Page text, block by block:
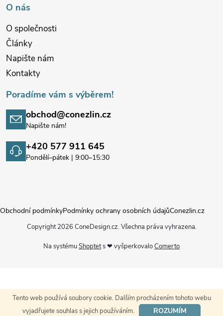
Tento web používá soubory cookie. Dalším procházením tohoto webu
vyjadřujete souhlas s jejich používáním.
ROZUMÍM
O nás
O společnosti
Články
Napište nám
Kontakty
Poradíme vám s výběrem!
obchod@conezlin.cz
Napište nám!
+420 577 911 645
Pondělí–pátek | 9:00–15:30
Na systémuShoptets ❤ vyšperkovaloComerto
Obchodní podmínkyPodmínky ochrany osobních údajůConezlin.cz
Copyright 2026 ConeDesign.cz. Všechna práva vyhrazena.